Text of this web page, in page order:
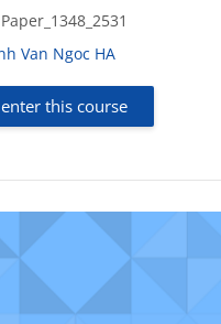
Van Ngoc HA
this course